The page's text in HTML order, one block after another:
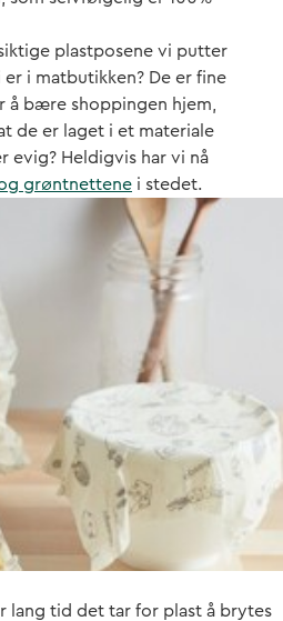
plastposene vi putter
i matbutikken? De er fine
å bære shoppingen hjem,
de er laget i et materiale
evig? Heldigvis har vi nå
grøntnettene i stedet.
lang tid det tar for plast å brytes